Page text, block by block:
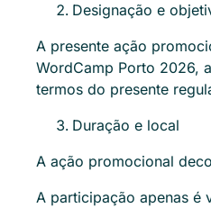
Designação e
A presente ação
WordCamp Porto 2026,
termos do presente
Duração e local
A ação promocional
A participação apenas é